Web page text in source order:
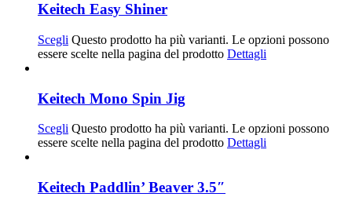
Keitech Easy Shiner
Scegli Questo prodotto ha più varianti. Le opzioni possono
essere scelte nella pagina del prodotto Dettagli
Keitech Mono Spin Jig
Scegli Questo prodotto ha più varianti. Le opzioni possono
essere scelte nella pagina del prodotto Dettagli
Keitech Paddlin’ Beaver 3.5″